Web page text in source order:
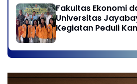
Fakultas Ekonomi
Universitas
Kegiatan Peduli